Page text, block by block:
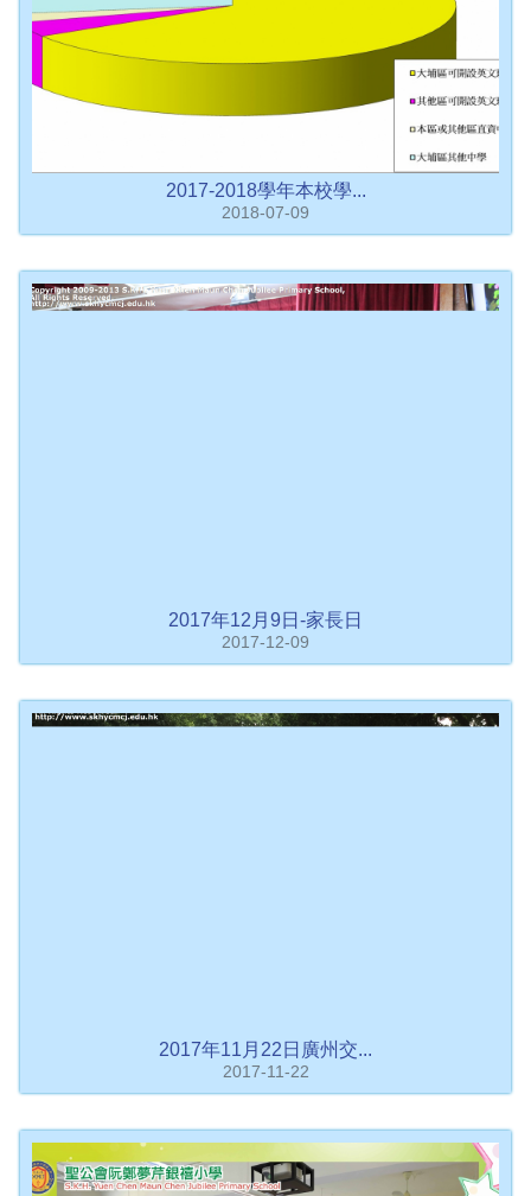
2017-2018學年本校學...
2018-07-09
2017年12月9日-家長日
2017-12-09
2017年11月22日廣州交...
2017-11-22